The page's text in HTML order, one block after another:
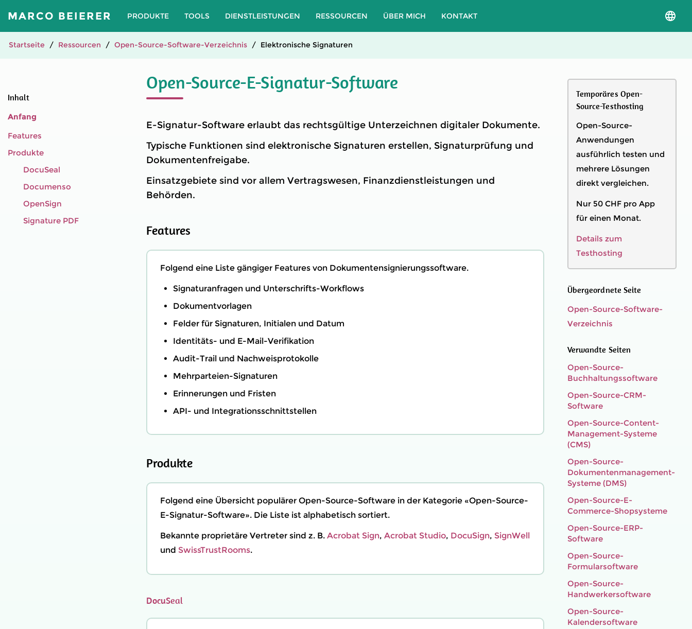
MARCO BEIERER PRODUKTE TOOLS DIENSTLEISTUNGEN RESSOURCEN ÜBER MICH KONTAKT
Startseite Ressourcen Open-Source-Software-Verzeichnis Elektronische Signaturen
Inhalt
Anfang
Features
Produkte
DocuSeal
Documenso
OpenSign
Signature PDF
Open-Source-E-Signatur-Software
E-Signatur-Software erlaubt das rechtsgültige Unterzeichnen digitaler Dokumente.
Typische Funktionen sind elektronische Signaturen erstellen, Signaturprüfung und
Dokumentenfreigabe.
Einsatzgebiete sind vor allem Vertragswesen, Finanzdienstleistungen und
Behörden.
Features
Folgend eine Liste gängiger Features von Dokumentensignierungssoftware.
Signaturanfragen und Unterschrifts-Workflows
Dokumentvorlagen
Felder für Signaturen, Initialen und Datum
Identitäts- und E-Mail-Verifikation
Audit-Trail und Nachweisprotokolle
Mehrparteien-Signaturen
Erinnerungen und Fristen
API- und Integrationsschnittstellen
Produkte
Folgend eine Übersicht populärer Open-Source-Software in der Kategorie «Open-Source-
E-Signatur-Software». Die Liste ist alphabetisch sortiert.
Bekannte proprietäre Vertreter sind z. B. Acrobat Sign, Acrobat Studio, DocuSign, SignWell
und SwissTrustRooms.
DocuSeal
Temporäres Open-
Source-Testhosting
Open-Source-
Anwendungen
ausführlich testen und
mehrere Lösungen
direkt vergleichen.
Nur 50 CHF pro App
für einen Monat.
Details zum
Testhosting
Übergeordnete Seite
Open-Source-Software-
Verzeichnis
Verwandte Seiten
Open-Source-
Buchhaltungssoftware
Open-Source-CRM-
Software
Open-Source-Content-
Management-Systeme
(CMS)
Open-Source-
Dokumenten­management-
Systeme (DMS)
Open-Source-E-
Commerce-Shopsysteme
Open-Source-ERP-
Software
Open-Source-
Formularsoftware
Open-Source-
Handwerkersoftware
Open-Source-
Kalendersoftware